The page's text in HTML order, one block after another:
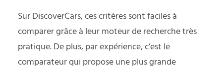
SurDiscoverCars, ces critères sont faciles à
comparer grâce à leur moteur de recherche très
pratique. De plus, par expérience, c’est le
comparateur qui propose une plus grande